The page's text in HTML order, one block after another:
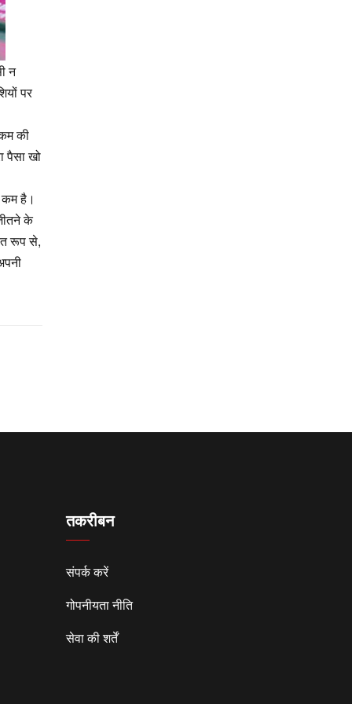
न
पर
की
पैसा खो
है।
के
रूप से,
तकरीबन
संपर्क करें
गोपनीयता नीति
सेवा की शर्तें